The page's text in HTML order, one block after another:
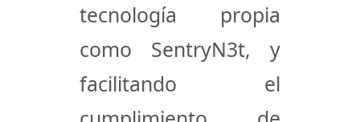
tecnología propia
como SentryN3t, y
facilitando el